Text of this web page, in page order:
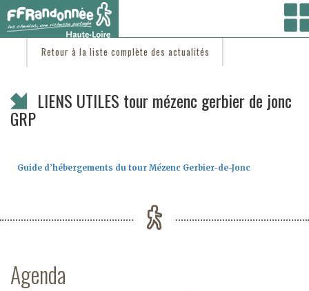
Vous êtes ici :Accueil/C'est d'actu / LIENS UTILES tour mézenc gerbier de jonc GRP
Retour à la liste complète des actualités
LIENS UTILES tour mézenc gerbier de jonc
GRP
Guide d’hébergements du tour Mézenc Gerbier-de-Jonc
Agenda